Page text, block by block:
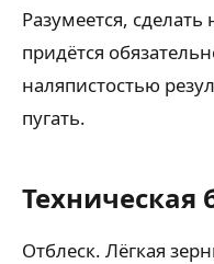
Разумеется,
придётся
наляпистостью
пугать.
Техническая
Отблеск. Лёгкая